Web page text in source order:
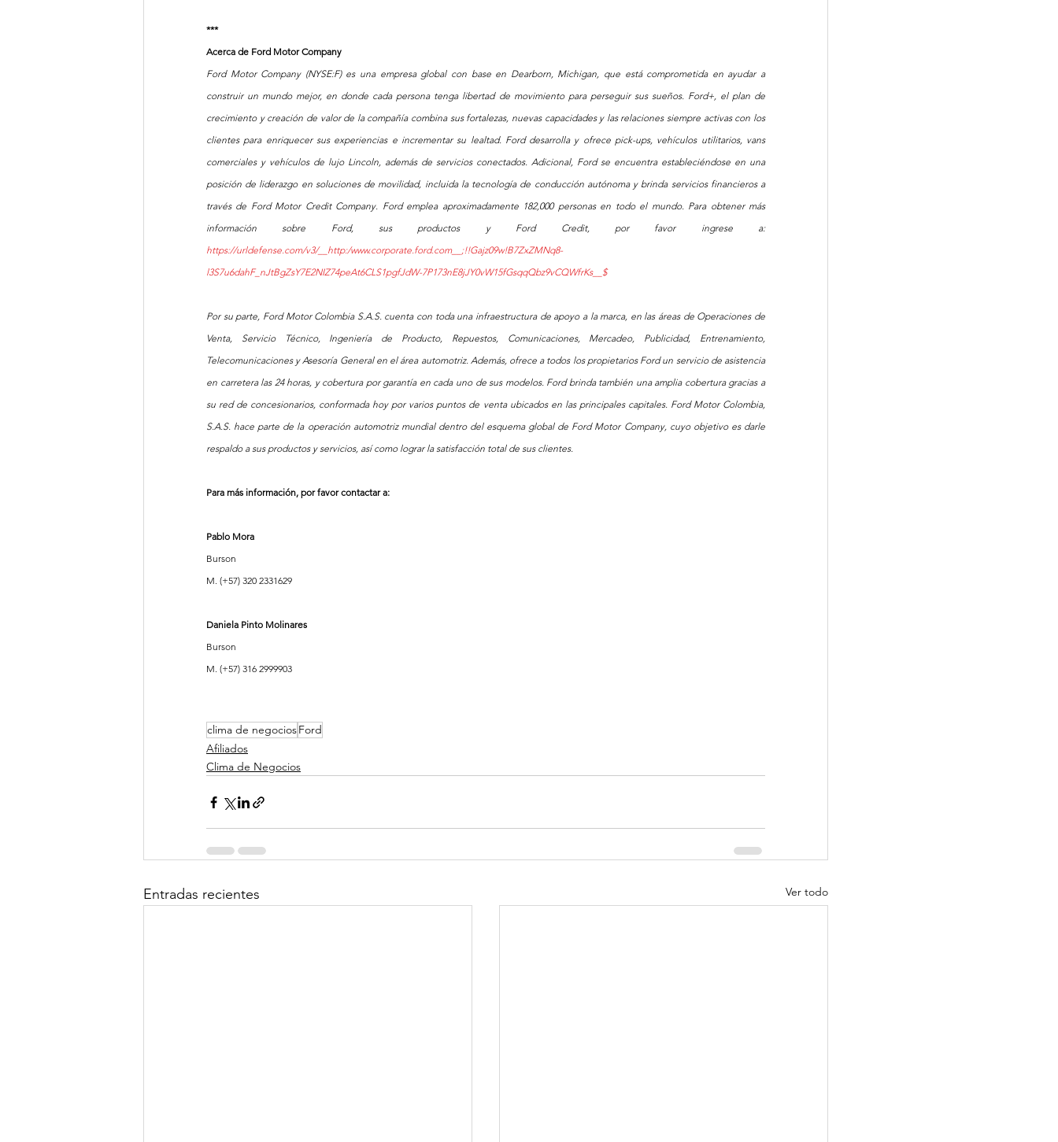
***
Acerca de Ford Motor Company
Ford Motor Company (NYSE:F) es una empresa global con base en Dearborn, Michigan, que está comprometida en ayudar a
construir un mundo mejor, en donde cada persona tenga libertad de movimiento para perseguir sus sueños. Ford+, el plan de
crecimiento y creación de valor de la compañía combina sus fortalezas, nuevas capacidades y las relaciones siempre activas con los
clientes para enriquecer sus experiencias e incrementar su lealtad. Ford desarrolla y ofrece pick-ups, vehículos utilitarios, vans
comerciales y vehículos de lujo Lincoln, además de servicios conectados. Adicional, Ford se encuentra estableciéndose en una
posición de liderazgo en soluciones de movilidad, incluida la tecnología de conducción autónoma y brinda servicios financieros a
través de Ford Motor Credit Company. Ford emplea aproximadamente 182,000 personas en todo el mundo. Para obtener más
información sobre Ford, sus productos y Ford Credit, por favor ingrese a:
https://urldefense.com/v3/__http:/www.corporate.ford.com__;!!Gajz09w!B7ZxZMNq8-
l3S7u6dahF_nJtBgZsY7E2NIZ74peAt6CLS1pgfJdW-7P173nE8jJY0vW15fGsqqQbz9vCQWfrKs__$
Por su parte, Ford Motor Colombia S.A.S. cuenta con toda una infraestructura de apoyo a la marca, en las áreas de Operaciones de
Venta, Servicio Técnico, Ingeniería de Producto, Repuestos, Comunicaciones, Mercadeo, Publicidad, Entrenamiento,
Telecomunicaciones y Asesoría General en el área automotriz. Además, ofrece a todos los propietarios Ford un servicio de asistencia
en carretera las 24 horas, y cobertura por garantía en cada uno de sus modelos. Ford brinda también una amplia cobertura gracias a
su red de concesionarios, conformada hoy por varios puntos de venta ubicados en las principales capitales. Ford Motor Colombia,
S.A.S. hace parte de la operación automotriz mundial dentro del esquema global de Ford Motor Company, cuyo objetivo es darle
respaldo a sus productos y servicios, así como lograr la satisfacción total de sus clientes.
Para más información, por favor contactar a:
Pablo Mora
Burson
M. (+57) 320 2331629
Daniela Pinto Molinares
Burson
M. (+57) 316 2999903
clima de negociosFord
Afiliados
Clima de Negocios
Entradas recientes Ver todo